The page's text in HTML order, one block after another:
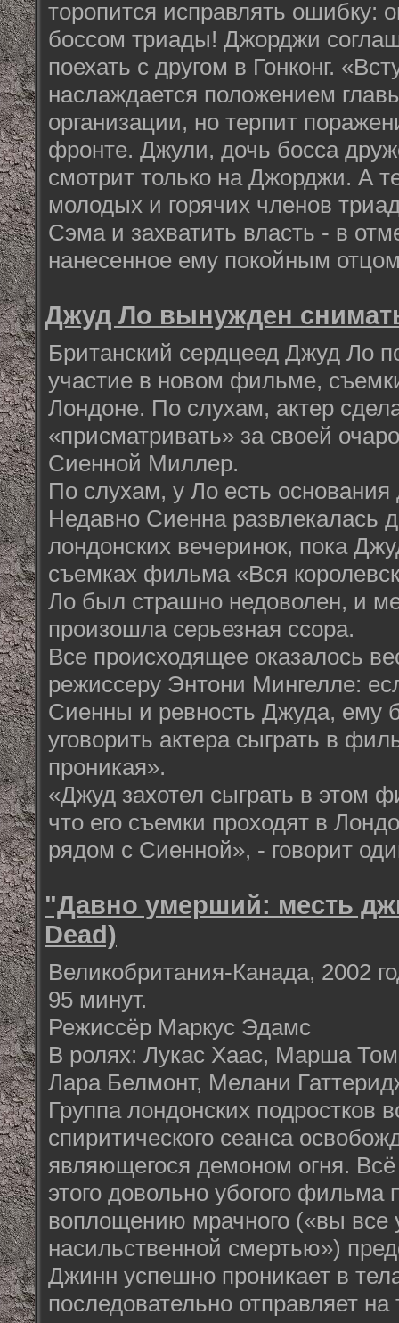
торопится исправлять ошибку:
боссом триады! Джорджи
поехать с другом в Гонконг.
наслаждается положением
организации, но терпит
фронте. Джули, дочь босса
смотрит только на Джорджи. А
молодых и горячих членов
Сэма и захватить власть - в
нанесенное ему покойным
Джуд Ло вынужден
Британский сердцеед Джуд Ло
участие в новом фильме,
Лондоне. По слухам, актер
«присматривать» за своей
Сиенной Миллер.
По слухам, у Ло есть основания
Недавно Сиенна развлекалась
лондонских вечеринок, пока
съемках фильма «Вся
Ло был страшно недоволен, и
произошла серьезная ссора.
Все происходящее оказалось
режиссеру Энтони Мингелле:
Сиенны и ревность Джуда, ему
уговорить актера сыграть в
проникая».
«Джуд захотел сыграть в этом
что его съемки проходят в
рядом с Сиенной», - говорит
"Давно умерший: месть
Dead)
Великобритания-Канада, 2002
95 минут.
Режиссёр Маркус Эдамс
В ролях: Лукас Хаас, Марша
Лара Белмонт, Мелани
Группа лондонских подростков
спиритического сеанса
являющегося демоном огня.
этого довольно убогого фильма
воплощению мрачного («вы все
насильственной смертью»)
Джинн успешно проникает в
последовательно отправляет